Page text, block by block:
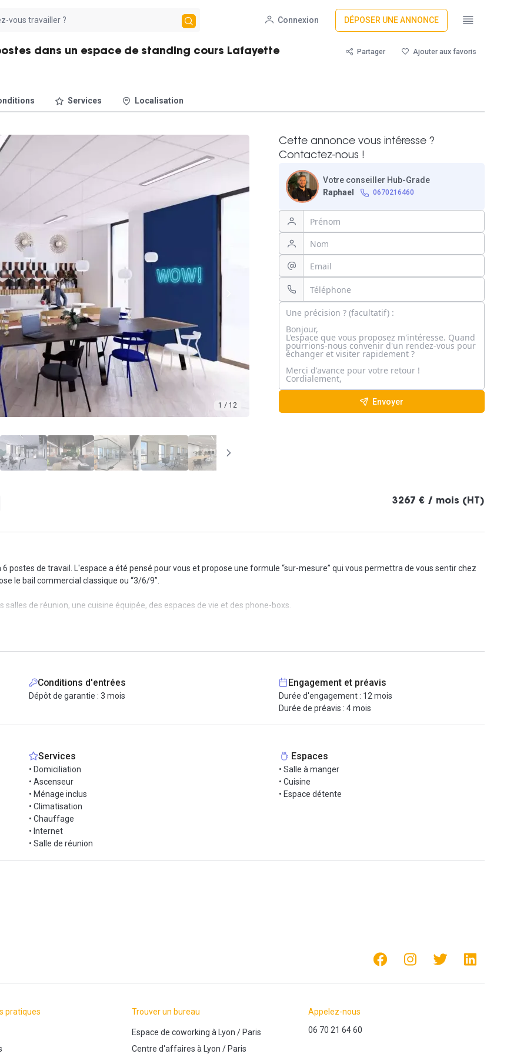
Connexion DÉPOSER UNE ANNONCE
dans un espace de standing cours Lafayette Partager Ajouter aux favoris
Services Localisation
1 / 12
Cette annonce vous intéresse ?
Contactez-nous !
Votre conseiller Hub-Grade
Raphael
0670216460
Envoyer
3267 € / mois (HT)
postes de travail. L'espace a été pensé pour vous et propose une formule “sur-mesure” qui vous permettra de vous sentir chez
le bail commercial classique ou “3/6/9”.
de réunion, une cuisine équipée, des espaces de vie et des phone-boxs.
votre espace.Conditions d'entrées
Dépôt de garantie : 3 mois
Engagement et préavis
Durée d'engagement : 12 mois
Durée de préavis : 4 mois
Services
• Domiciliation
• Ascenseur
• Ménage inclus
• Climatisation
• Chauffage
• Internet
• Salle de réunion
Espaces
• Salle à manger
• Cuisine
• Espace détente
pratiques Trouver un bureau
Espace de coworking à Lyon /Paris
Centre d'affaires à Lyon /Paris
Appelez-nous
06 70 21 64 60